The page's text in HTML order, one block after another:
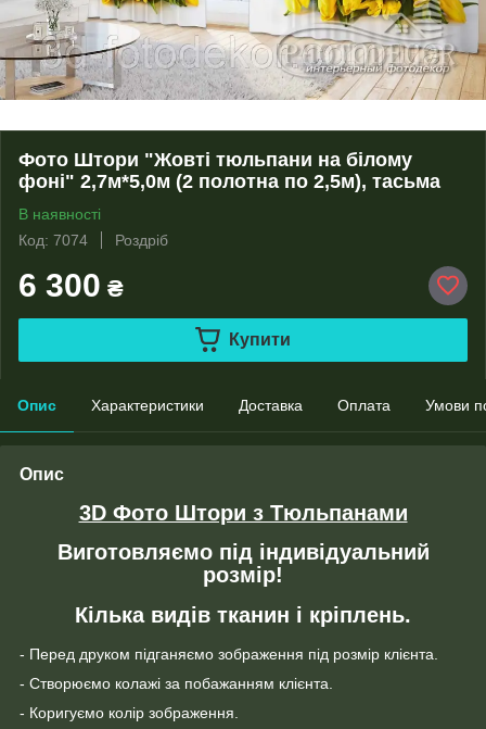
Фото Штори "Жовті тюльпани на білому
фоні" 2,7м*5,0м (2 полотна по 2,5м), тасьма
В наявності
Код: 7074
Роздріб
6 300 ₴
Купити
Опис Характеристики Доставка Оплата Умови
Опис
3D Фото Штори з Тюльпанами
Виготовляємо під індивідуальний
розмір!
Кілька видів тканин і кріплень.
- Перед друком підганяємо зображення під розмір клієнта.
- Створюємо колажі за побажанням клієнта.
- Коригуємо колір зображення.